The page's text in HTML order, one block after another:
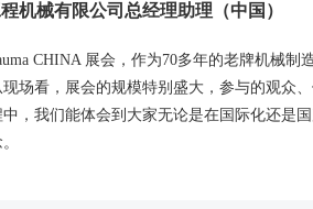
机械有限公司总经理助理（中国）
CHINA 展会，作为70多年的老牌机械制
场看，展会的规模特别盛大，参与的观众
，我们能体会到大家无论是在国际化还是